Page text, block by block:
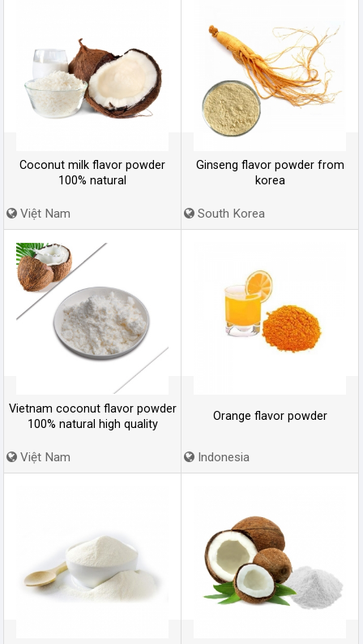
Coconut milk flavor powder
100% natural
Việt Nam
Ginseng flavor powder from
korea
South Korea
Vietnam coconut flavor powder
100% natural high quality
Việt Nam
Orange flavor powder
Indonesia